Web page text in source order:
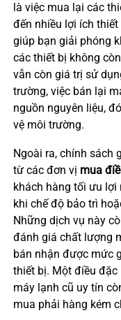
là việc mua lại các
đến nhiều lợi ích
giúp bạn giải phóng
các thiết bị không
vẫn còn giá trị sử
trường, việc bán lại
nguồn nguyên liệu,
vệ môi trường.
Ngoài ra, chính sách
từ các đơn vị mua
khách hàng tối ưu lợi
khi chế độ bảo trì
Những dịch vụ này
đánh giá chất lượng
bán nhận được mức
thiết bị. Một điều đặc
máy lạnh cũ uy tín
mua phải hàng kém